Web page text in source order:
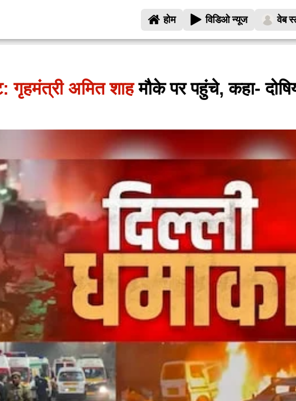
होम विडिओ न्यूज वेब
गृहमंत्री अमित शाहमौके पर पहुंचे, कहा-